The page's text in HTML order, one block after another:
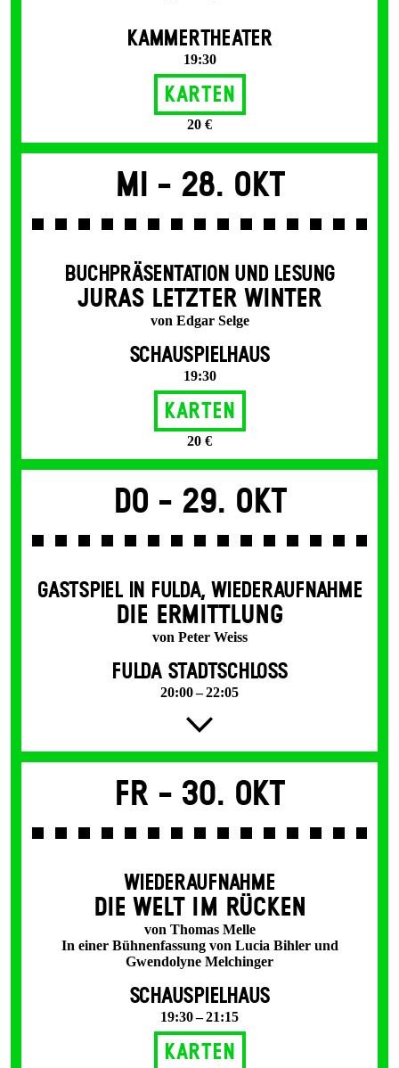
KAMMERTHEATER
19:30
Karten
20 €
Mi - 28. Okt
BUCHPRÄSENTATION UND LESUNG
JURAS LETZTER WINTER
von Edgar Selge
SCHAUSPIELHAUS
19:30
Karten
20 €
Do - 29. Okt
GASTSPIEL IN FULDA,WIEDERAUFNAHME
DIE ERMITTLUNG
von Peter Weiss
FULDA STADTSCHLOSS
20:00 – 22:05
Fr - 30. Okt
WIEDERAUFNAHME
DIE WELT IM RÜCKEN
von Thomas Melle
In einer Bühnenfassung von Lucia Bihler und
Gwendolyne Melchinger
SCHAUSPIELHAUS
19:30 – 21:15
Karten